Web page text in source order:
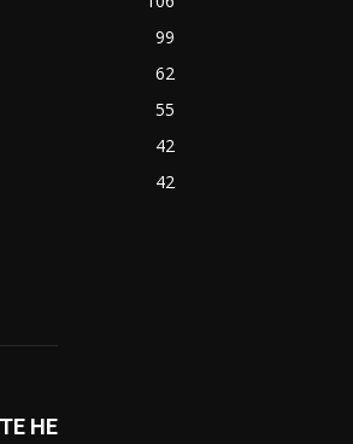
99
62
55
42
42
НЕ